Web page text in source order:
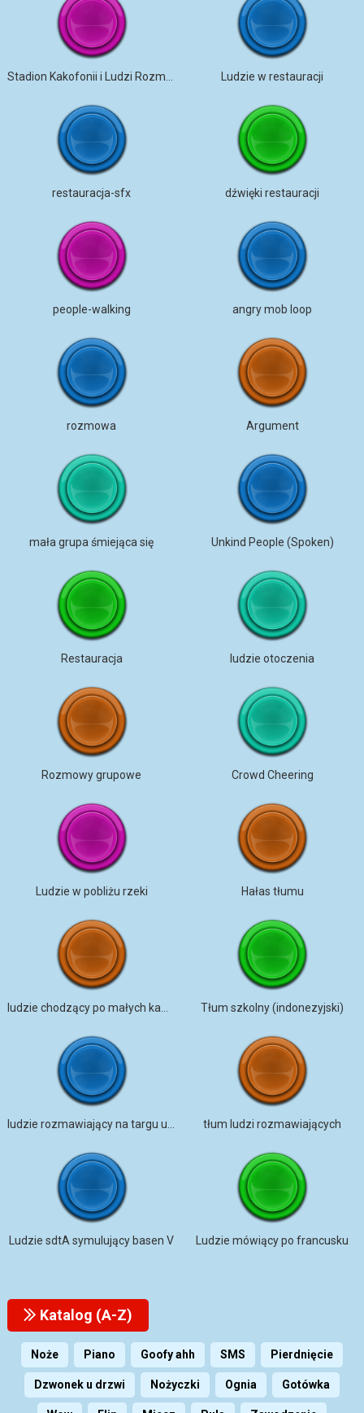
Ludzie w restauracji
restauracja-sfx dźwięki restauracji
people-walking angry mob loop
rozmowa Argument
mała grupa śmiejąca się Unkind People (Spoken)
Restauracja ludzie otoczenia
Rozmowy grupowe Crowd Cheering
Ludzie w pobliżu rzeki Hałas tłumu
Tłum szkolny (indonezyjski)
tłum ludzi rozmawiających
Ludzie sdtA symulujący basen V Ludzie mówiący po francusku
Katalog (A-Z)
Noże Piano Goofy ahh SMS Pierdnięcie
Dzwonek u drzwi Nożyczki Ognia Gotówka